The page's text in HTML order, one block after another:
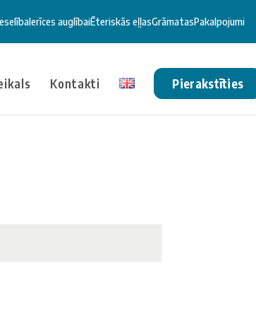
Ierīces auglībaiĒteriskās eļļasGrāmatasPakalpojumi
Kontakti Pierakstīties